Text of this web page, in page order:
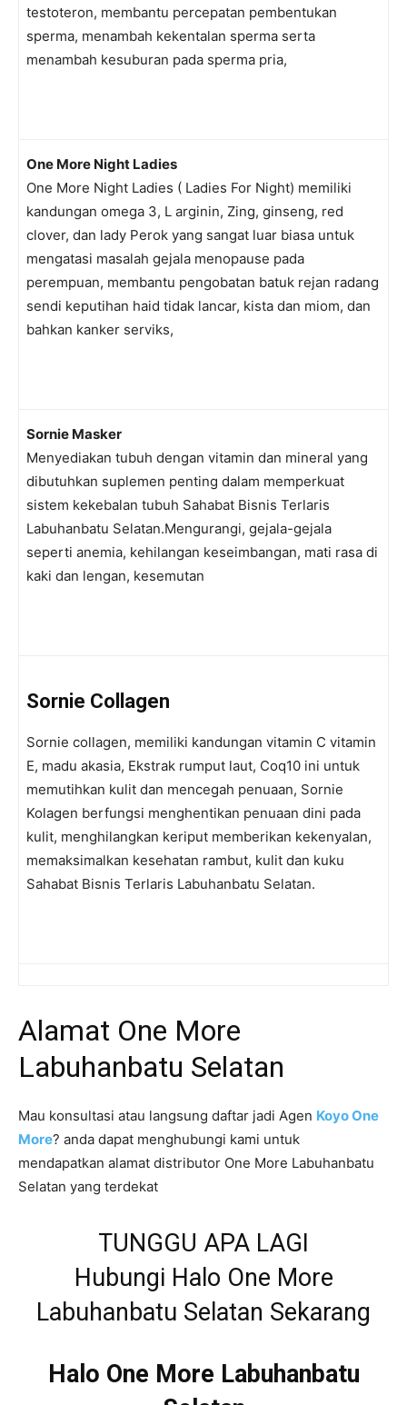
testoteron, membantu percepatan pembentukan
sperma, menambah kekentalan sperma serta
menambah kesuburan pada sperma pria,
One More Night Ladies
One More Night Ladies ( Ladies For Night) memiliki
kandungan omega 3, L arginin, Zing, ginseng, red
clover, dan lady Perok yang sangat luar biasa untuk
mengatasi masalah gejala menopause pada
perempuan, membantu pengobatan batuk rejan radang
sendi keputihan haid tidak lancar, kista dan miom, dan
bahkan kanker serviks,
Sornie Masker
Menyediakan tubuh dengan vitamin dan mineral yang
dibutuhkan suplemen penting dalam memperkuat
sistem kekebalan tubuh Sahabat Bisnis Terlaris
Labuhanbatu Selatan.Mengurangi, gejala-gejala
seperti anemia, kehilangan keseimbangan, mati rasa di
kaki dan lengan, kesemutan
Sornie Collagen
Sornie collagen, memiliki kandungan vitamin C vitamin
E, madu akasia, Ekstrak rumput laut, Coq10 ini untuk
memutihkan kulit dan mencegah penuaan, Sornie
Kolagen berfungsi menghentikan penuaan dini pada
kulit, menghilangkan keriput memberikan kekenyalan,
memaksimalkan kesehatan rambut, kulit dan kuku
Sahabat Bisnis Terlaris Labuhanbatu Selatan.
Alamat One More
Labuhanbatu Selatan
Mau konsultasi atau langsung daftar jadi Agen Koyo One
More? anda dapat menghubungi kami untuk
mendapatkan alamat distributor One More Labuhanbatu
Selatan yang terdekat
TUNGGU APA LAGI
Hubungi Halo One More
Labuhanbatu Selatan Sekarang
Halo One More Labuhanbatu